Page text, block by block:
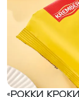
«Рокки